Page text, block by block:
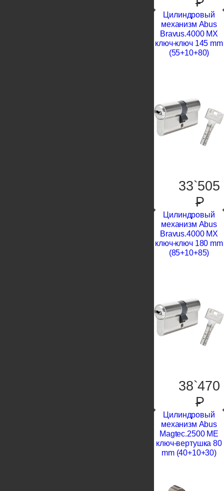
Цилиндровый
механизм Abus
Bravus.4000 MX
ключ-ключ 145 mm
(55+10+80)
33`505
P
Цилиндровый
механизм Abus
Bravus.4000 MX
ключ-ключ 180 mm
(85+10+85)
38`470
P
Цилиндровый
механизм Abus
Magtec.2500 ME
ключ-вертушка 80
mm (40+10+30)